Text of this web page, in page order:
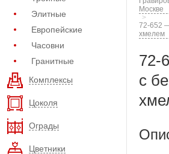
Элитные
Европейские
Часовни
Гранитные
Комплексы
Цоколя
Ограды
Цветники
Москве
72-652
хмелем
72-
с